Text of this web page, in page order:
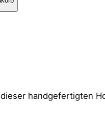
handgefertigten